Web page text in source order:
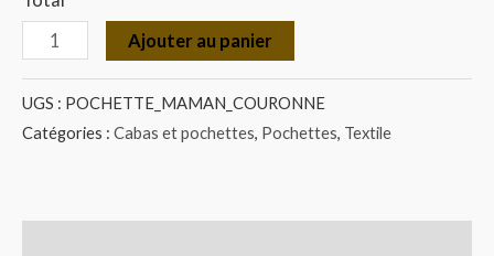
Ajouter au panier
UGS : POCHETTE_MAMAN_COURONNE
Catégories : Cabas et pochettes, Pochettes, Textile